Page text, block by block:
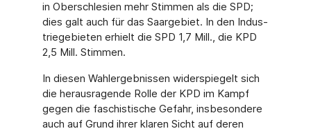
in Oberschlesien mehr Stimmen als die SPD;
dies galt auch für das Saargebiet. In den Indus­
triegebieten erhielt die SPD 1,7 Mill., die KPD
2,5 Mill. Stimmen.
In diesen Wahlergebnissen widerspiegelt sich
die herausragende Rolle der KPD im Kampf
gegen die faschistische Gefahr, insbesondere
auch auf Grund ihrer klaren Sicht auf deren